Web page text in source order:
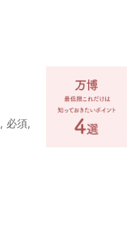
, 必須,